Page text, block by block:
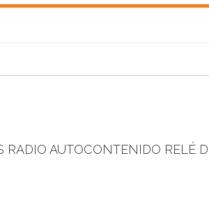
RADIO AUTOCONTENIDO RELÉ